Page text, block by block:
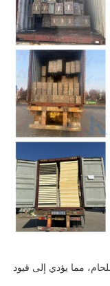
مما يؤدي إلى قيود